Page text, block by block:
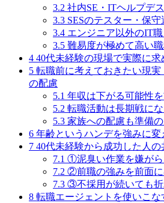
3.2 社内SE・ITヘルプデ
3.3 SESのテスター・保守
3.4 エンジニア以外のIT
3.5 難易度が極めて高い
4 40代未経験の現場で実際に
5 転職前に考えておきたい現
の配慮
5.1 年収は下がる可能性
5.2 転職活動は長期戦に
5.3 家族への配慮も準備
6 年齢というハンデを強みに
7 40代未経験から成功した人の
7.1 ①泥臭い作業を嫌が
7.2 ②前職の強みを前面に
7.3 ③不採用が続いても
8 転職エージェントを使いこ